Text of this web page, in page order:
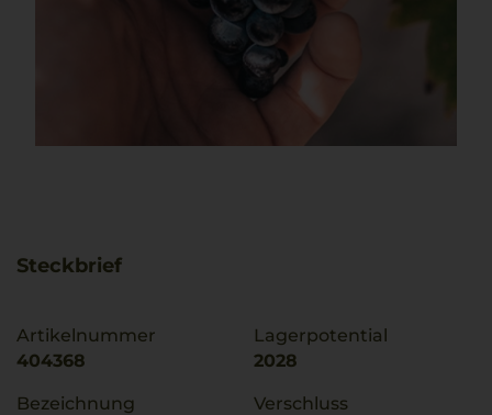
Steckbrief
Artikelnummer
404368
Bezeichnung
Lagerpotential
2028
Verschluss